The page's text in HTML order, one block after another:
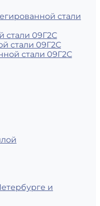
стали
стали 09Г2С
стали 09Г2С
стали 09Г2С
и